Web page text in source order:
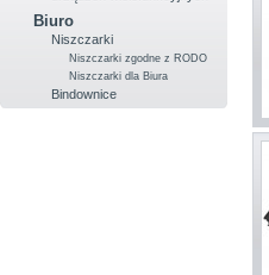
Biuro
Niszczarki
Niszczarki zgodne z RODO
Niszczarki dla Biura
Bindownice